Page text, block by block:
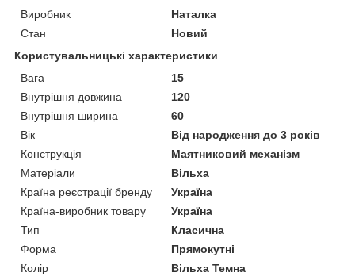
Виробник
Наталка
Стан
Новий
Користувальницькі характеристики
Вага
15
Внутрішня довжина
120
Внутрішня ширина
60
Вік
Від народження до 3 років
Конструкція
Маятниковий механізм
Матеріали
Вільха
Країна реєстрації бренду
Україна
Країна-виробник товару
Україна
Тип
Класична
Форма
Прямокутні
Колір
Вільха Темна